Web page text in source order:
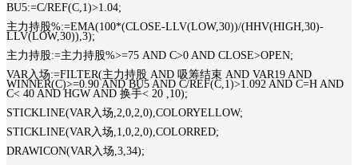
BU5:=C/REF(C,1)>1.04;
主力持股%:=EMA(100*(CLOSE-LLV(LOW,30))/(HHV(HIGH,30)-
LLV(LOW,30)),3);
主力持股:=主力持股%>=75 AND C>0 AND CLOSE>OPEN;
VAR入场:=FILTER(主力持股 AND 吸筹结束 AND VAR19 AND
WINNER(C)>=0.90 AND BU5 AND C/REF(C,1)>1.092 AND C=H AND
C< 40 AND HGW AND 换手< 20 ,10);
STICKLINE(VAR入场,2,0,2,0),COLORYELLOW;
STICKLINE(VAR入场,1,0,2,0),COLORRED;
DRAWICON(VAR入场,3,34);